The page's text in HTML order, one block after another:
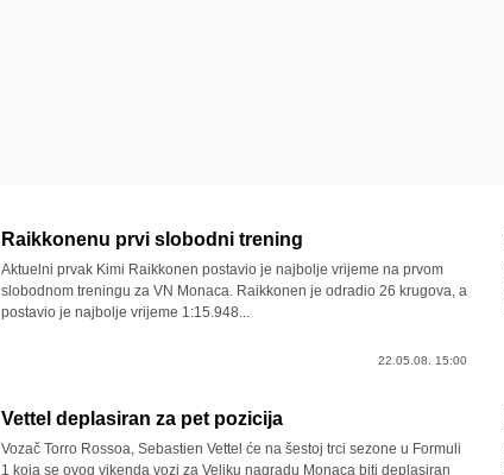
Raikkonenu prvi slobodni trening
Aktuelni prvak Kimi Raikkonen postavio je najbolje vrijeme na prvom
slobodnom treningu za VN Monaca. Raikkonen je odradio 26 krugova, a
postavio je najbolje vrijeme 1:15.948...
22.05.08. 15:00
Vettel deplasiran za pet pozicija
Vozač Torro Rossoa, Sebastien Vettel će na šestoj trci sezone u Formuli
1 koja se ovog vikenda vozi za Veliku nagradu Monaca biti deplasiran